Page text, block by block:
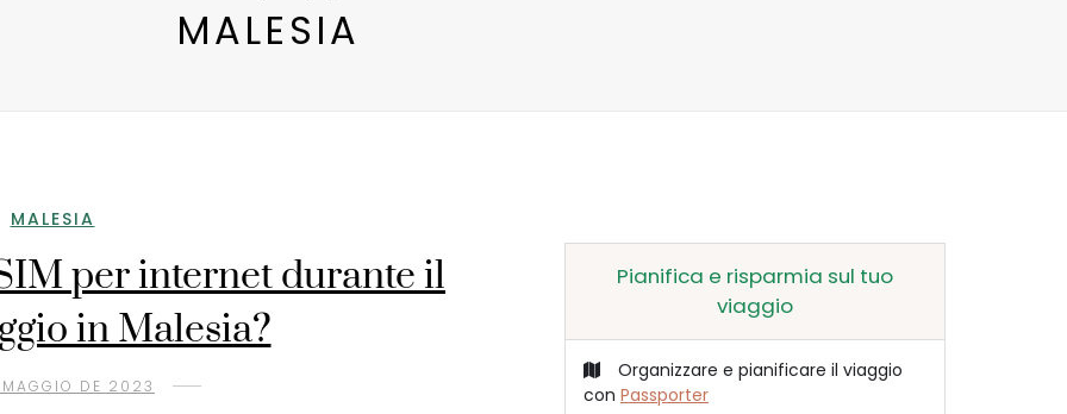
MALESIA
MALESIA
per internet durante il
in Malesia?
MAGGIO DE 2023
Pianifica e risparmia sul tuo
viaggio
Organizzare e pianificare il viaggio
con Passporter